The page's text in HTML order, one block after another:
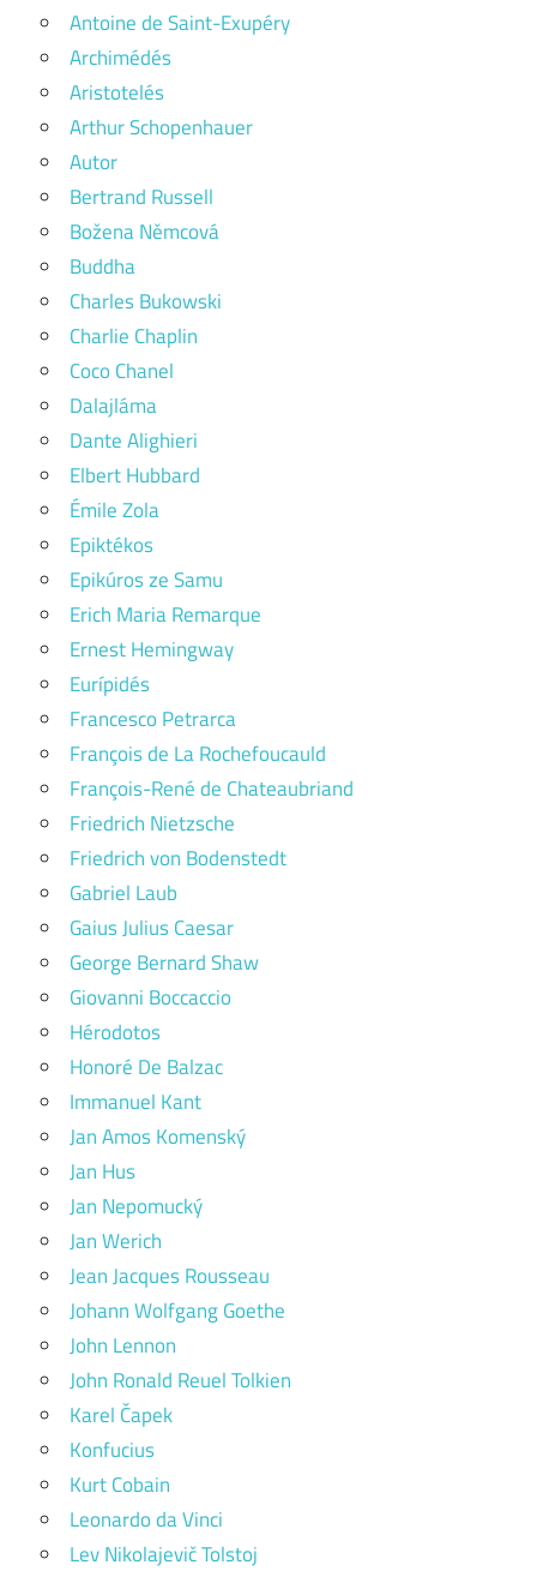
Antoine de Saint-Exupéry
Archimédés
Aristotelés
Arthur Schopenhauer
Autor
Bertrand Russell
Božena Němcová
Buddha
Charles Bukowski
Charlie Chaplin
Coco Chanel
Dalajláma
Dante Alighieri
Elbert Hubbard
Émile Zola
Epiktékos
Epikúros ze Samu
Erich Maria Remarque
Ernest Hemingway
Eurípidés
Francesco Petrarca
François de La Rochefoucauld
François-René de Chateaubriand
Friedrich Nietzsche
Friedrich von Bodenstedt
Gabriel Laub
Gaius Julius Caesar
George Bernard Shaw
Giovanni Boccaccio
Hérodotos
Honoré De Balzac
Immanuel Kant
Jan Amos Komenský
Jan Hus
Jan Nepomucký
Jan Werich
Jean Jacques Rousseau
Johann Wolfgang Goethe
John Lennon
John Ronald Reuel Tolkien
Karel Čapek
Konfucius
Kurt Cobain
Leonardo da Vinci
Lev Nikolajevič Tolstoj